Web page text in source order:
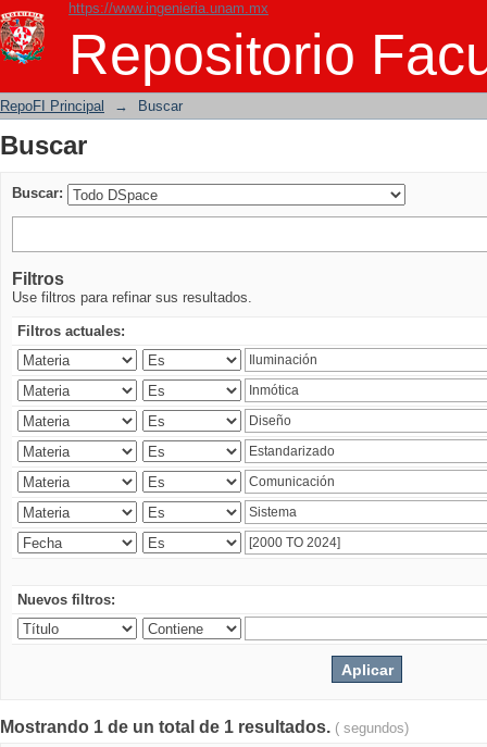
https://www.ingenieria.unam.mx
Repositorio
Buscar
RepoFI Principal → Buscar
Buscar
Buscar:
Filtros
Use filtros para refinar sus resultados.
Filtros actuales:
Nuevos filtros:
Mostrando 1 de un total de 1 resultados. ( segundos)